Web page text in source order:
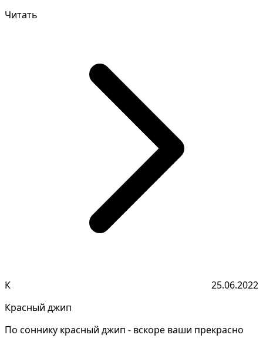
Читать
К
25.06.2022
Красный джип
По соннику красный джип - вскоре ваши прекрасно